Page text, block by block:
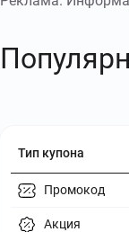
Тип купона
Промокод
Акция